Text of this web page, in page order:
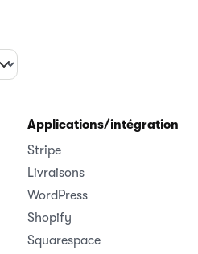
Applications/intégrations
Stripe
Livraisons
WordPress
Shopify
Squarespace